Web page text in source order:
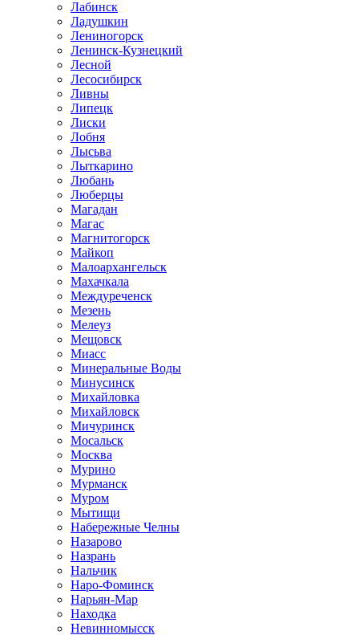
Лабинск
Ладушкин
Лениногорск
Ленинск-Кузнецкий
Лесной
Лесосибирск
Ливны
Липецк
Лиски
Лобня
Лысьва
Лыткарино
Любань
Люберцы
Магадан
Магас
Магнитогорск
Майкоп
Малоархангельск
Махачкала
Междуреченск
Мезень
Мелеуз
Мещовск
Миасс
Минеральные Воды
Минусинск
Михайловка
Михайловск
Мичуринск
Мосальск
Москва
Мурино
Мурманск
Муром
Мытищи
Набережные Челны
Назарово
Назрань
Нальчик
Наро-Фоминск
Нарьян-Мар
Находка
Невинномысск